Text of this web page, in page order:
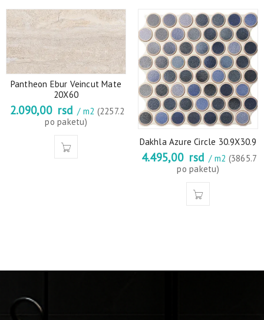
Pantheon Ebur Veincut Mate
20X60
2.090,00 rsd / m2 (2257.2
po paketu)
Dakhla Azure Circle 30.9X30.9
4.495,00 rsd / m2 (3865.7
po paketu)